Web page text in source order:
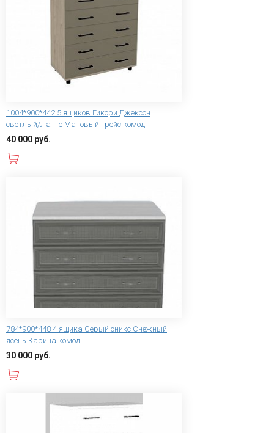
1004*900*442 5 ящиков Гикори Джексон
светлый/Латте Матовый Грейс комод
40 000 руб.
784*900*448 4 ящика Серый оникс Снежный
ясень Карина комод
30 000 руб.